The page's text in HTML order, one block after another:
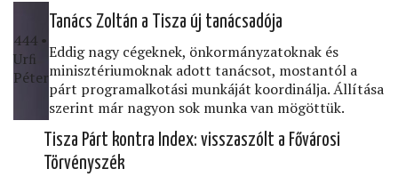
444 •
Urﬁ
Péter
Tanács Zoltán a Tisza új tanácsadója
Eddig nagy cégeknek, önkormányzatoknak és
minisztériumoknak adott tanácsot, mostantól a
párt programalkotási munkáját koordinálja. Állítása
szerint már nagyon sok munka van mögöttük.
Tisza Párt kontra Index: visszaszólt a Fővárosi
Törvényszék